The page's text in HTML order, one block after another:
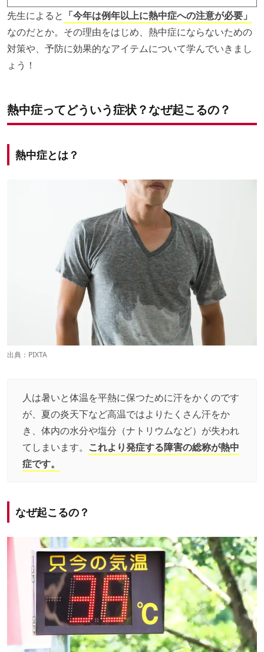
先生によると 「今年は例年以上に熱中症への注意が必要」
なのだとか。その理由をはじめ、熱中症にならないための
対策や、予防に効果的なアイテムについて学んでいきまし
ょう！
熱中症ってどういう症状？なぜ起こるの？
熱中症とは？
出典：PIXTA
人は暑いと体温を平熱に保つために汗をかくのです
が、夏の炎天下など高温ではよりたくさん汗をか
き、体内の水分や塩分（ナトリウムなど）が失われ
てしまいます。 これより発症する障害の総称が熱中
症です。
なぜ起こるの？